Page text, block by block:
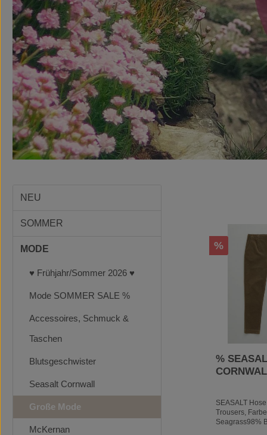
NEU
SOMMER
MODE
♥ Frühjahr/Sommer 2026 ♥
Mode SOMMER SALE %
Accessoires, Schmuck &
Taschen
Blutsgeschwister
Seasalt Cornwall
Große Mode
McKernan
Rabatt
%
%
Seagrass,
%
SEASALT
Trousers,
Seagrass98%